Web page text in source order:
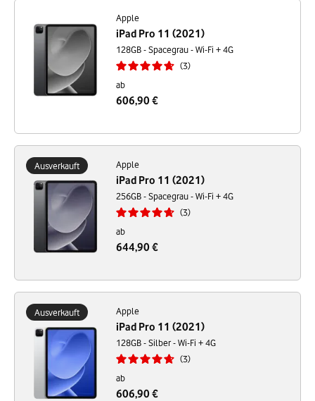
Apple
iPad Pro 11 (2021)
128GB - Spacegrau - Wi-Fi + 4G
3
ab
606,90 €
Ausverkauft Apple
iPad Pro 11 (2021)
256GB - Spacegrau - Wi-Fi + 4G
3
ab
644,90 €
Ausverkauft Apple
iPad Pro 11 (2021)
128GB - Silber - Wi-Fi + 4G
3
ab
606,90 €